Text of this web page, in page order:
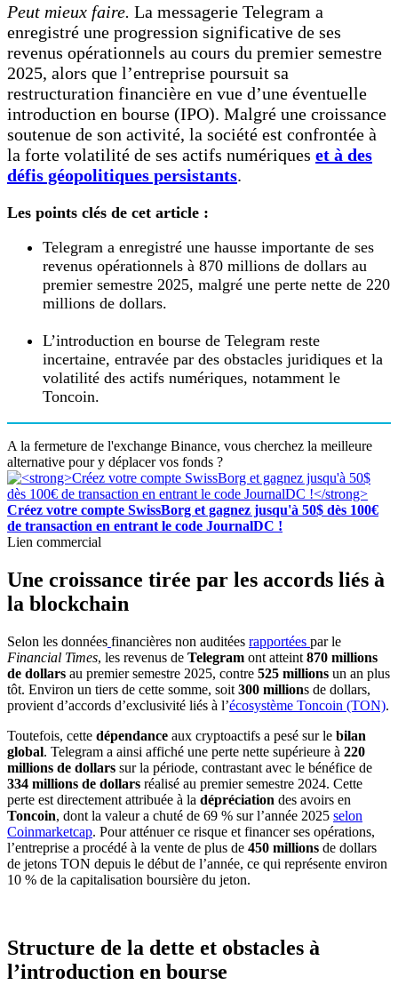
Peut mieux faire. La messagerie Telegram a
enregistré une progression significative de ses
revenus opérationnels au cours du premier semestre
2025, alors que l’entreprise poursuit sa
restructuration financière en vue d’une éventuelle
introduction en bourse (IPO). Malgré une croissance
soutenue de son activité, la société est confrontée à
la forte volatilité de ses actifs numériques et à des
défis géopolitiques persistants.
Les points clés de cet article :
Telegram a enregistré une hausse importante de ses
revenus opérationnels à 870 millions de dollars au
premier semestre 2025, malgré une perte nette de 220
millions de dollars.
L’introduction en bourse de Telegram reste
incertaine, entravée par des obstacles juridiques et la
volatilité des actifs numériques, notamment le
Toncoin.
A la fermeture de l'exchange Binance, vous cherchez la meilleure
alternative pour y déplacer vos fonds ?
Créez votre compte SwissBorg et gagnez jusqu'à 50$ dès 100€
de transaction en entrant le code JournalDC !
Lien commercial
Une croissance tirée par les accords liés à
la blockchain
Selon les données financières non auditées rapportées par le
Financial Times, les revenus de Telegram ont atteint 870 millions
de dollars au premier semestre 2025, contre 525 millions un an plus
tôt. Environ un tiers de cette somme, soit 300 millions de dollars,
provient d’accords d’exclusivité liés à l’écosystème Toncoin (TON).
Toutefois, cette dépendance aux cryptoactifs a pesé sur le bilan
global. Telegram a ainsi affiché une perte nette supérieure à 220
millions de dollars sur la période, contrastant avec le bénéfice de
334 millions de dollars réalisé au premier semestre 2024. Cette
perte est directement attribuée à la dépréciation des avoirs en
Toncoin, dont la valeur a chuté de 69 % sur l’année 2025 selon
Coinmarketcap. Pour atténuer ce risque et financer ses opérations,
l’entreprise a procédé à la vente de plus de 450 millions de dollars
de jetons TON depuis le début de l’année, ce qui représente environ
10 % de la capitalisation boursière du jeton.
Structure de la dette et obstacles à
l’introduction en bourse